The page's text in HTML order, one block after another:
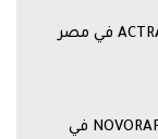
سعر أنسولين نوفورابيد NOVORAPID في